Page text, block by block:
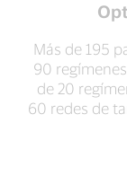
Más de 195
90
de 20
60 redes de